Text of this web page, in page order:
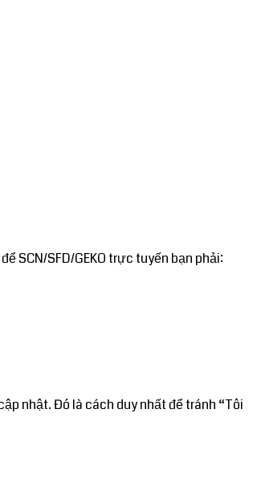
SCN/SFD/GEKO trực tuyến bạn phải:
nhật. Đó là cách duy nhất để tránh “Tôi